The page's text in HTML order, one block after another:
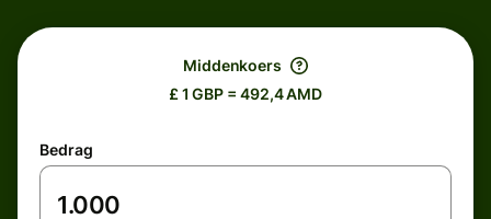
Middenkoers
£ 1 GBP = 492,4 AMD
Bedrag